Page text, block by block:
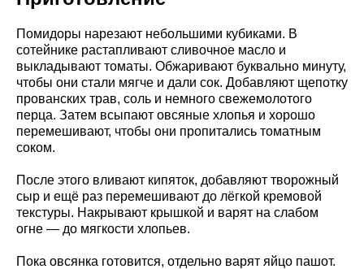
Помидоры нарезают небольшими кубиками. В
сотейнике растапливают сливочное масло и
выкладывают томаты. Обжаривают буквально минуту,
чтобы они стали мягче и дали сок. Добавляют щепотку
прованских трав, соль и немного свежемолотого
перца. Затем всыпают овсяные хлопья и хорошо
перемешивают, чтобы они пропитались томатным
соком.
После этого вливают кипяток, добавляют творожный
сыр и ещё раз перемешивают до лёгкой кремовой
текстуры. Накрывают крышкой и варят на слабом
огне — до мягкости хлопьев.
Пока овсянка готовится, отдельно варят яйцо пашот.